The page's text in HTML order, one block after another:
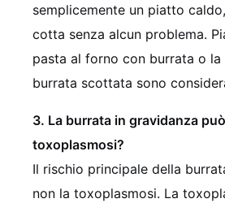
semplicemente un piatto
cotta senza alcun problema.
pasta al forno con burrata o
burrata scottata sono
3. La burrata in gravidanza
toxoplasmosi?
Il rischio principale della
non la toxoplasmosi. La